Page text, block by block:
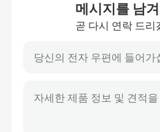
원통 해양 설비
셀 고무 방현재
터그 보트 펜더
메시지를 남
곧 다시 연락 드리